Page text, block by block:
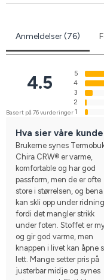
Anmeldelser (76)
4.5
Basert på 76 vurderinger
5
4
3
2
1
Hva sier våre
Brukerne synes
Chira CRW® er varme,
komfortable og har god
passform, men de er ofte
store i størrelsen, og bena
kan skli opp under ridning
fordi det mangler strikk
under foten. Stoffet er
og gir god varme, men
knappen i livet kan åpne
lett. Mange setter pris på
justerbar midje og synes